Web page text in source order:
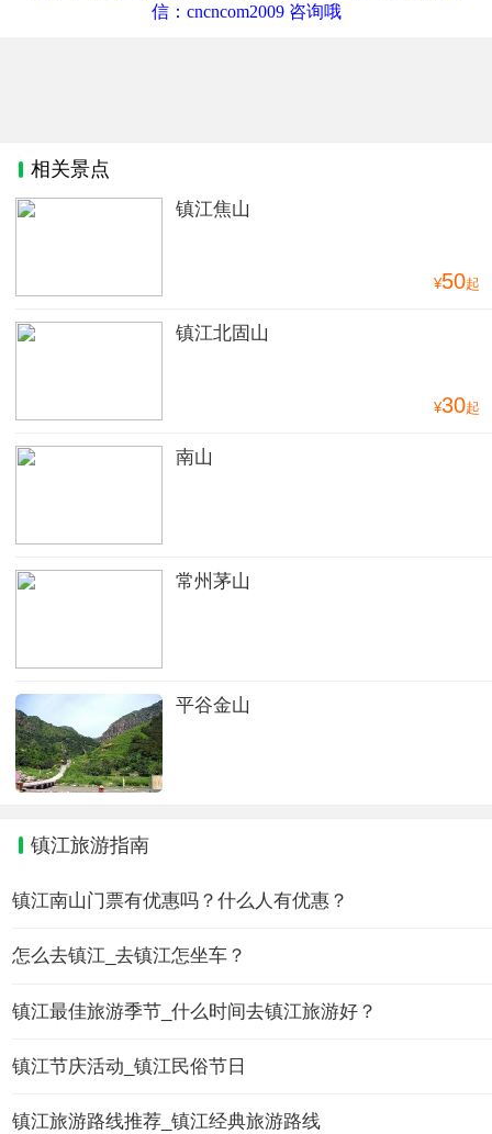
信：cncncom2009 咨询哦
相关景点
镇江焦山
¥50起
镇江北固山
¥30起
南山
常州茅山
平谷金山
镇江旅游指南
镇江南山门票有优惠吗？什么人有优惠？
怎么去镇江_去镇江怎坐车？
镇江最佳旅游季节_什么时间去镇江旅游好？
镇江节庆活动_镇江民俗节日
镇江旅游路线推荐_镇江经典旅游路线